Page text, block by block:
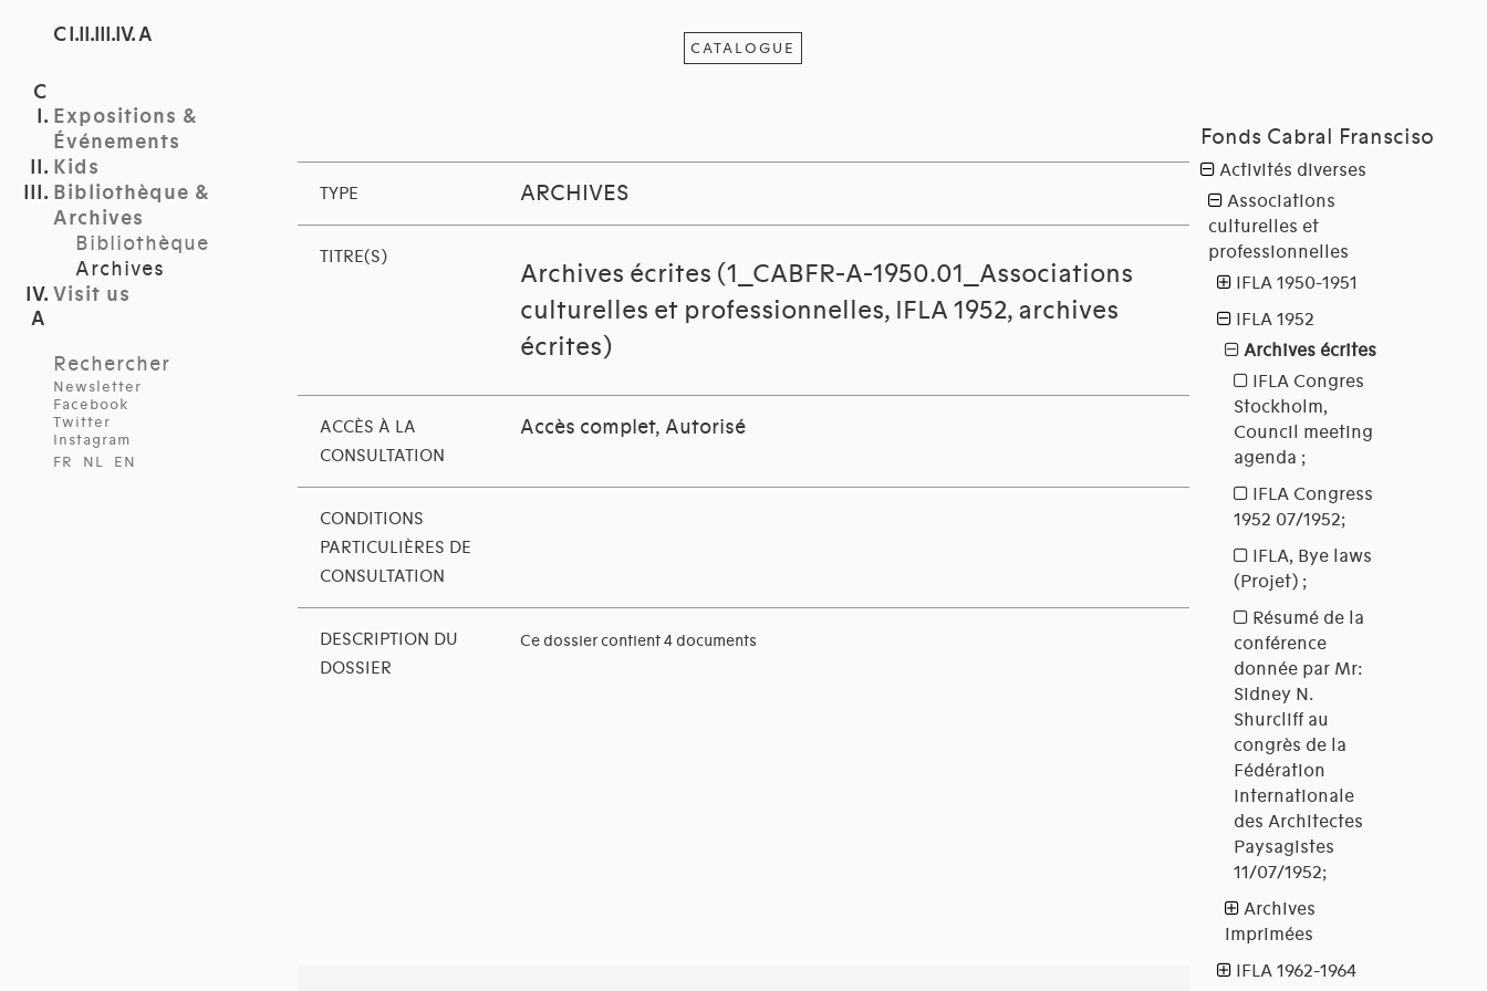
C I.II.III.IV. A
Expositions &
Événements
Kids
Bibliothèque &
Archives
Bibliothèque
Archives
Visit us
Rechercher
Newsletter
Facebook
Twitter
Instagram
FR
NL EN
CATALOGUE
TYPE ARCHIVES
TITRE(S)
Archives écrites (1_CABFR-A-1950.01_Associations
culturelles et professionnelles, IFLA 1952, archives
écrites)
ACCÈS À LA
CONSULTATION
Accès complet, Autorisé
CONDITIONS
PARTICULIÈRES DE
CONSULTATION
DESCRIPTION DU
DOSSIER
Ce dossier contient 4 documents